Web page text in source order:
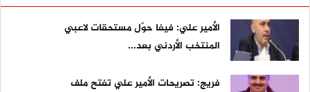
الأمير علي: فيفا حوّل مستحقات لاعبي
المنتخب الأردني بعد...
فريج: تصريحات الأمير علي تفتح ملف